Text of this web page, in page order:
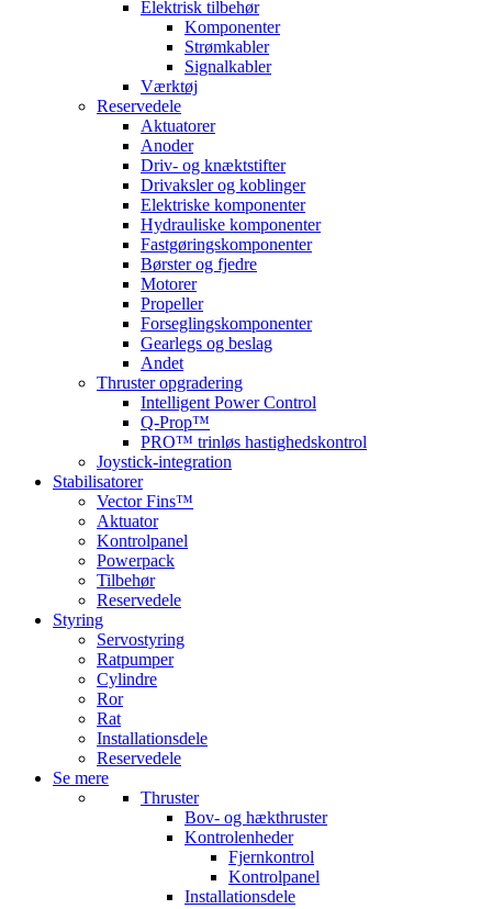
Elektrisk tilbehør
Komponenter
Strømkabler
Signalkabler
Værktøj
Reservedele
Aktuatorer
Anoder
Driv- og knæktstifter
Drivaksler og koblinger
Elektriske komponenter
Hydrauliske komponenter
Fastgøringskomponenter
Børster og fjedre
Motorer
Propeller
Forseglingskomponenter
Gearlegs og beslag
Andet
Thruster opgradering
Intelligent Power Control
Q-Prop™
PRO™ trinløs hastighedskontrol
Joystick-integration
Stabilisatorer
Vector Fins™
Aktuator
Kontrolpanel
Powerpack
Tilbehør
Reservedele
Styring
Servostyring
Ratpumper
Cylindre
Ror
Rat
Installationsdele
Reservedele
Se mere
Thruster
Bov- og hækthruster
Kontrolenheder
Fjernkontrol
Kontrolpanel
Installationsdele